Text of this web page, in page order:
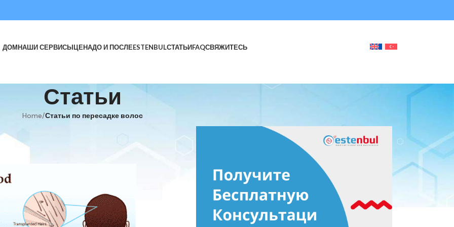
ДОМНАШИ СЕРВИСЫЦЕНАДО И ПОСЛЕESTENBULСТАТЬИFAQСВЯЖИТЕСЬ
Статьи
Home/Статьи по пересадке волос
Единиц)?